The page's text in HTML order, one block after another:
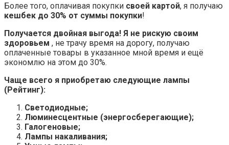
Более того, оплачивая покупки своей картой, я получаю
кешбек до 30% от суммы покупки!
Получается двойная выгода! Я не рискую своим
здоровьем , не трачу время на дорогу, получаю
оплаченные товары в указанное мной время и ещё
экономлю на этом до 30%.
Чаще всего я приобретаю следующие лампы
(Рейтинг):
Светодиодные;
Люминесцентные (энергосберегающие);
Галогеновые;
Лампы накаливания;